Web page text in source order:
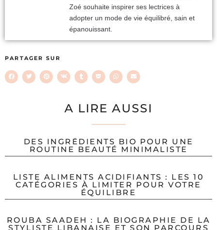
Zoé souhaite inspirer ses lectrices à
adopter un mode de vie équilibré, sain et
épanouissant.
PARTAGER SUR
A LIRE AUSSI
DES INGRÉDIENTS BIO POUR UNE
ROUTINE BEAUTÉ MINIMALISTE
LISTE ALIMENTS ACIDIFIANTS : LES 10
CATÉGORIES À LIMITER POUR VOTRE
ÉQUILIBRE
ROUBA SAADEH : LA BIOGRAPHIE DE LA
STYLISTE LIBANAISE ET SON PARCOURS